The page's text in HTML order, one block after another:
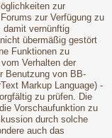
zur
zur Verfügung zu
damit vernünftig
übermäßig gestört
Funktionen zu
Verhalten der
Benutzung von BB-
Markup Language) -
zu prüfen. Die
Vorschaufunktion zu
durch solche
auch das